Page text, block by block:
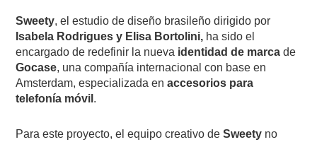
Sweety, el estudio de diseño brasileño dirigido por
Isabela Rodrigues y Elisa Bortolini, ha sido el
encargado de redefinir la nueva identidad de marca de
Gocase, una compañía internacional con base en
Amsterdam, especializada enaccesorios para
telefonía móvil .
Para este proyecto, el equipo creativo de Sweety no